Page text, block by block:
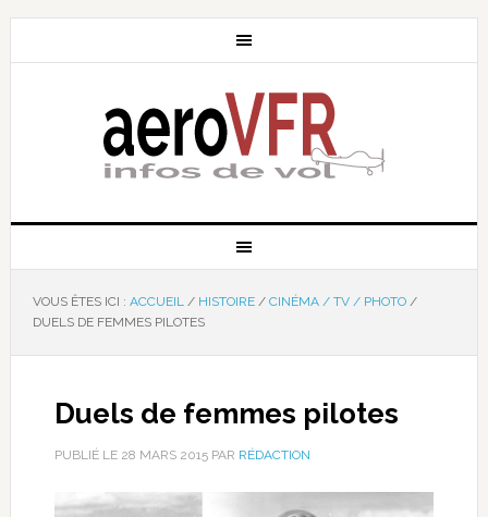
VOUS ÊTES ICI : ACCUEIL / HISTOIRE / CINÉMA / TV / PHOTO /
DUELS DE FEMMES PILOTES
Duels de femmes pilotes
PUBLIÉ LE 28 MARS 2015PAR RÉDACTION